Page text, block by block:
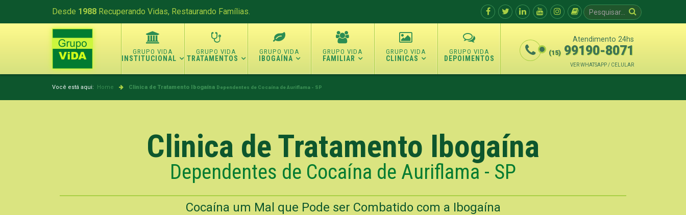
Desde 1988 Recuperando Vidas, Restaurando Famílias.
INSTITUCIONAL TRATAMENTOS IBOGAÍNA FAMILIAR CLINICAS DEPOIMENTOS
Atendimento 24hs
(15) 99190-8071
VER WHATSAPP / CELULAR
Você está aqui: Home Clinica de Tratamento Ibogaína Dependentes de Cocaína de Auriflama - SP
Clinica de Tratamento Ibogaína
Dependentes de Cocaína de Auriflama - SP
Cocaína um Mal que Pode ser Combatido com a Ibogaína